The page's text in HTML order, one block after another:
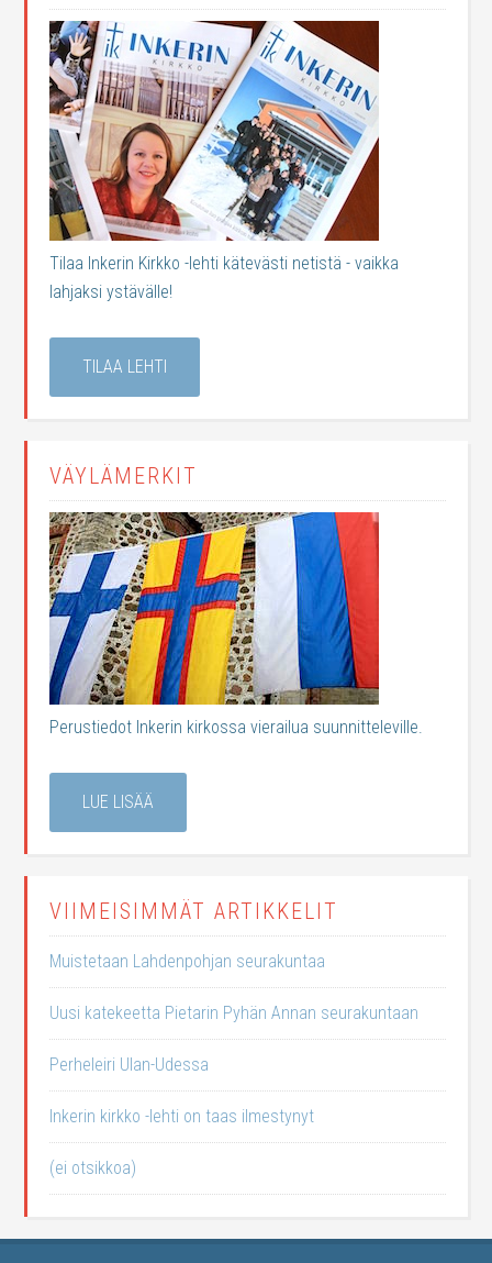
Tilaa Inkerin Kirkko -lehti kätevästi netistä - vaikka
lahjaksi ystävälle!
TILAA LEHTI
VÄYLÄMERKIT
Perustiedot Inkerin kirkossa vierailua suunnitteleville.
LUE LISÄÄ
VIIMEISIMMÄT ARTIKKELIT
Muistetaan Lahdenpohjan seurakuntaa
Uusi katekeetta Pietarin Pyhän Annan seurakuntaan
Perheleiri Ulan-Udessa
Inkerin kirkko -lehti on taas ilmestynyt
(ei otsikkoa)